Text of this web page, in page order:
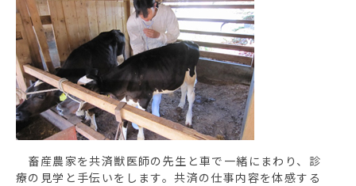
畜産農家を共済獣医師の先生と車で一緒にまわり、診
療の見学と手伝いをします。共済の仕事内容を体感する